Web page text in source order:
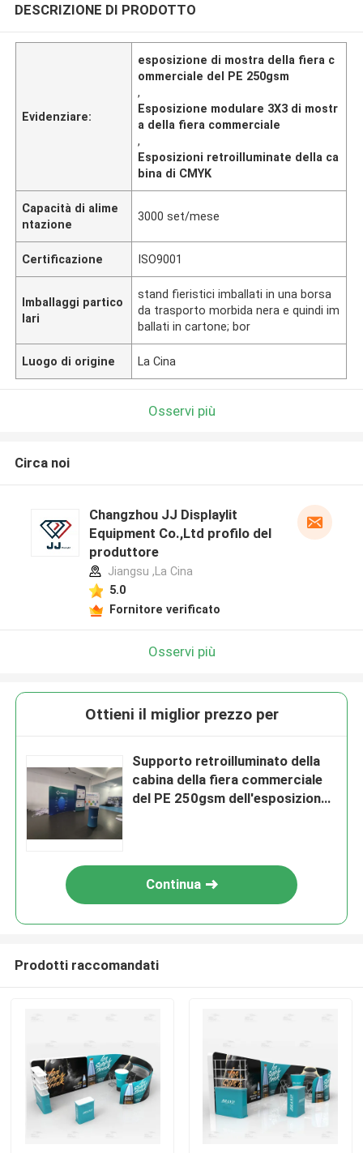
DESCRIZIONE DI PRODOTTO
Evidenziare:
esposizione di mostra della fiera c
ommerciale del PE 250gsm
,
Esposizione modulare 3X3 di mostr
a della fiera commerciale
,
Esposizioni retroilluminate della ca
bina di CMYK
Capacità di alime
ntazione
3000 set/mese
Certificazione ISO9001
Imballaggi partico
lari
stand fieristici imballati in una borsa
da trasporto morbida nera e quindi im
ballati in cartone; bor
Luogo di origine La Cina
Osservi più
Circa noi
Changzhou JJ Displaylit
Equipment Co.,Ltd profilo del
produttore
Jiangsu ,La Cina
5.0
Fornitore verificato
Osservi più
Ottieni il miglior prezzo per
Supporto retroilluminato della
cabina della fiera commerciale
del PE 250gsm dell'esposizione
Continua
Prodotti raccomandati